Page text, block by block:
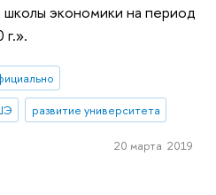
экономики на период
развитие университета
20 марта 2019